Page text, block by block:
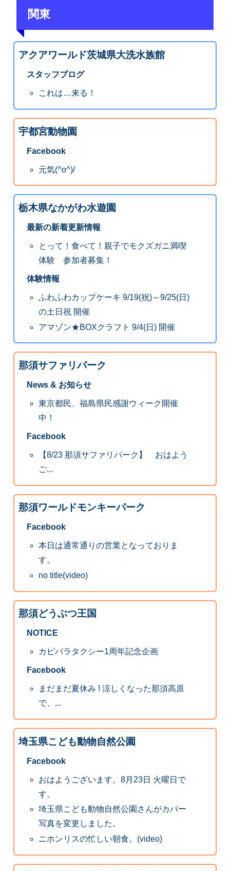
関東
アクアワールド茨城県大洗水族館
スタッフブログ
これは…来る！
宇都宮動物園
Facebook
元気(^o^)/
栃木県なかがわ水遊園
最新の新着更新情報
とって！食べて！親子でモクズガニ満喫
体験 参加者募集！
体験情報
ふわふわカップケーキ 9/19(祝)～9/25(日)
の土日祝 開催
アマゾン★BOXクラフト 9/4(日) 開催
那須サファリパーク
News & お知らせ
東京都民、福島県民感謝ウィーク開催
中！
Facebook
【8/23 那須サファリパーク】 おはよう
ご...
那須ワールドモンキーパーク
Facebook
本日は通常通りの営業となっておりま
す。
no title(video)
那須どうぶつ王国
NOTICE
カピバラタクシー1周年記念企画
Facebook
まだまだ夏休み ! 涼しくなった那須高原
で、...
埼玉県こども動物自然公園
Facebook
おはようございます。8月23日 火曜日で
す。
埼玉県こども動物自然公園さんがカバー
写真を変更しました。
ニホンリスの忙しい朝食。(video)